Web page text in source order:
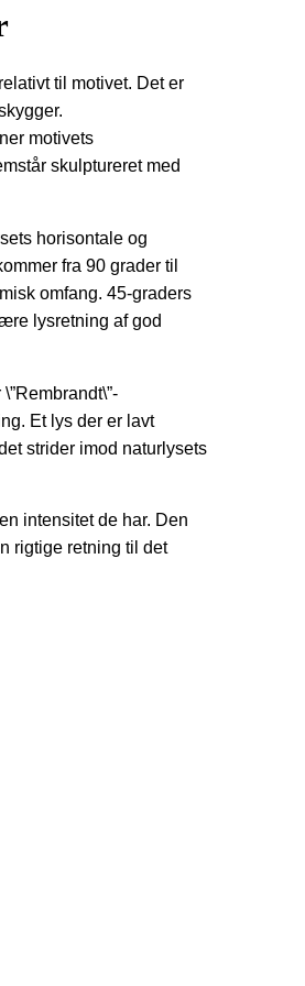
til motivet. Det er
motivets
skulptureret med
horisontale og
fra 90 grader til
omfang. 45-graders
lysretning af god
Et lys der er lavt
strider imod naturlysets
intensitet de har. Den
rigtige retning til det